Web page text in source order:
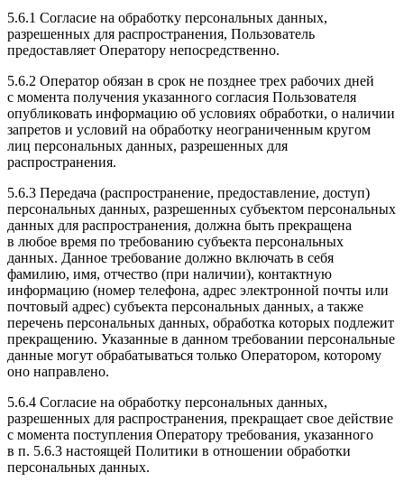
5.6.1 Согласие на обработку персональных данных,
разрешенных для распространения, Пользователь
предоставляет Оператору непосредственно.
5.6.2 Оператор обязан в срок не позднее трех рабочих дней
с момента получения указанного согласия Пользователя
опубликовать информацию об условиях обработки, о наличии
запретов и условий на обработку неограниченным кругом
лиц персональных данных, разрешенных для
распространения.
5.6.3 Передача (распространение, предоставление, доступ)
персональных данных, разрешенных субъектом персональных
данных для распространения, должна быть прекращена
в любое время по требованию субъекта персональных
данных. Данное требование должно включать в себя
фамилию, имя, отчество (при наличии), контактную
информацию (номер телефона, адрес электронной почты или
почтовый адрес) субъекта персональных данных, а также
перечень персональных данных, обработка которых подлежит
прекращению. Указанные в данном требовании персональные
данные могут обрабатываться только Оператором, которому
оно направлено.
5.6.4 Согласие на обработку персональных данных,
разрешенных для распространения, прекращает свое действие
с момента поступления Оператору требования, указанного
в п. 5.6.3 настоящей Политики в отношении обработки
персональных данных.